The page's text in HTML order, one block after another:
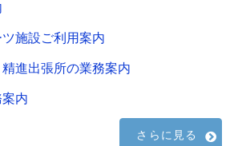
施設ご利用案内
精進出張所の業務案内
内
さらに見る